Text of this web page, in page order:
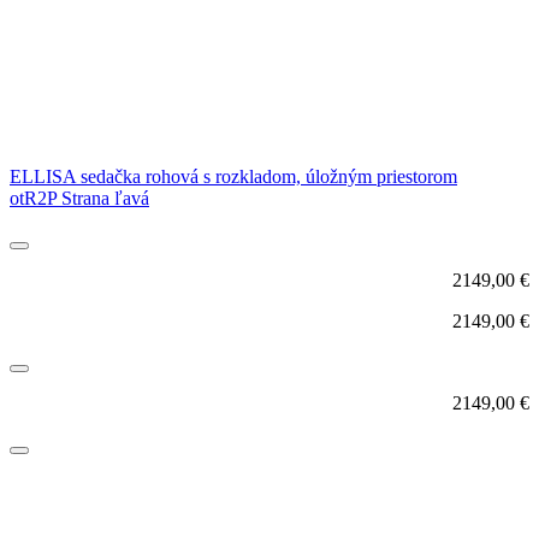
ELLISA sedačka rohová s rozkladom, úložným priestorom
otR2P Strana ľavá
2149,00 €
2149,00 €
2149,00 €